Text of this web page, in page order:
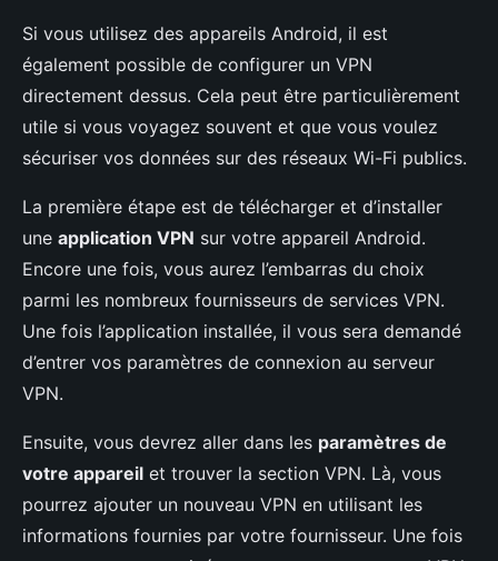
Si vous utilisez des appareils Android, il est
également possible de configurer un VPN
directement dessus. Cela peut être particulièrement
utile si vous voyagez souvent et que vous voulez
sécuriser vos données sur des réseaux Wi-Fi publics.
La première étape est de télécharger et d’installer
une application VPN sur votre appareil Android.
Encore une fois, vous aurez l’embarras du choix
parmi les nombreux fournisseurs de services VPN.
Une fois l’application installée, il vous sera demandé
d’entrer vos paramètres de connexion au serveur
VPN.
Ensuite, vous devrez aller dans les paramètres de
votre appareil et trouver la section VPN. Là, vous
pourrez ajouter un nouveau VPN en utilisant les
informations fournies par votre fournisseur. Une fois